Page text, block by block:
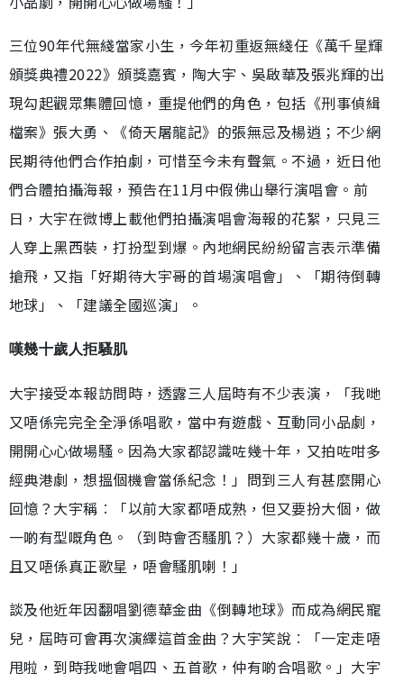
三位90年代無綫當家小生，今年初重返無綫任《萬千星輝
頒獎典禮2022》頒獎嘉賓，陶大宇、吳啟華及張兆輝的出
現勾起觀眾集體回憶，重提他們的角色，包括《刑事偵緝
檔案》張大勇、《倚天屠龍記》的張無忌及楊逍；不少網
民期待他們合作拍劇，可惜至今未有聲氣。不過，近日他
們合體拍攝海報，預告在11月中假佛山舉行演唱會。前
日，大宇在微博上載他們拍攝演唱會海報的花絮，只見三
人穿上黑西裝，打扮型到爆。內地網民紛紛留言表示準備
搶飛，又指「好期待大宇哥的首場演唱會」、「期待倒轉
地球」、「建議全國巡演」。
嘆幾十歲人拒騷肌
大宇接受本報訪問時，透露三人屆時有不少表演，「我哋
又唔係完完全全淨係唱歌，當中有遊戲、互動同小品劇，
開開心心做場騷。因為大家都認識咗幾十年，又拍咗咁多
經典港劇，想搵個機會當係紀念！」問到三人有甚麼開心
回憶？大宇稱︰「以前大家都唔成熟，但又要扮大個，做
一啲有型嘅角色。（到時會否騷肌？）大家都幾十歲，而
且又唔係真正歌星，唔會騷肌喇！」
談及他近年因翻唱劉德華金曲《倒轉地球》而成為網民寵
兒，屆時可會再次演繹這首金曲？大宇笑說︰「一定走唔
甩啦，到時我哋會唱四、五首歌，仲有啲合唱歌。」大宇